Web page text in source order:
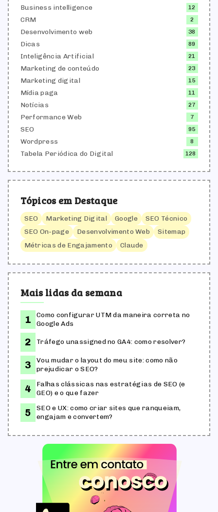
Business intelligence 12
CRM 2
Desenvolvimento web 38
Dicas 89
Inteligência Artificial 21
Marketing de conteúdo 23
Marketing digital 15
Mídia paga 11
Notícias 27
Performance Web 7
SEO 95
Wordpress 8
Tabela Periódica do Digital 128
Tópicos em Destaque
SEO Marketing Digital Google
SEO Técnico
SEO On-page
Desenvolvimento Web
Sitemap
Métricas de Engajamento
Claude
Mais lidas da semana
Como configurar UTM da maneira correta no
Google Ads
Tráfego unassigned no GA4: como resolver?
Vou mudar o layout do meu site: como não
prejudicar o SEO?
Falhas clássicas nas estratégias de SEO (e
GEO) e o que fazer
SEO e UX: como criar sites que ranqueiam,
engajam e convertem?